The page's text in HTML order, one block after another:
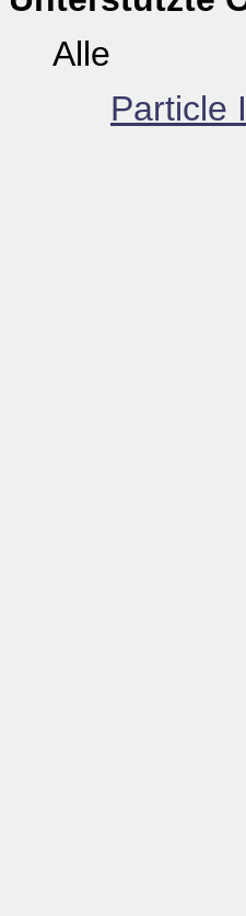
Alle
Particle